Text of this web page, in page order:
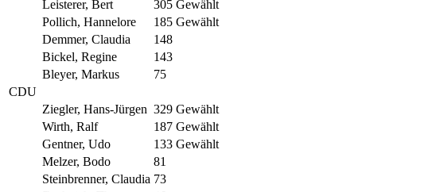
Leisterer, Bert
305 Gewählt
Pollich, Hannelore
185 Gewählt
Demmer, Claudia
148
Bickel, Regine
143
Bleyer, Markus
75
CDU
Ziegler, Hans-Jürgen 329 Gewählt
Wirth, Ralf
187 Gewählt
Gentner, Udo
133 Gewählt
Melzer, Bodo
81
Steinbrenner, Claudia 73